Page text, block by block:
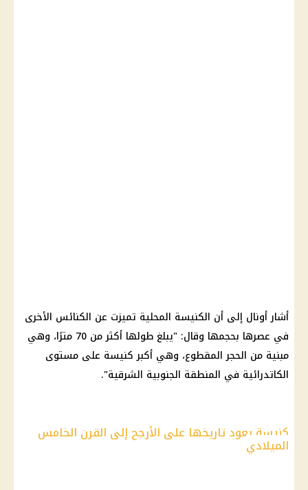
أشار أونال إلى أن الكنيسة المحلية تميزت عن الكنائس الأخرى
في عصرها بحجمها وقال: "يبلغ طولها أكثر من 70 مترًا، وهي
مبنية من الحجر المقطوع، وهي أكبر كنيسة على مستوى
الكاتدرائية في المنطقة الجنوبية الشرقية".
كنيسة يعود تاريخها على الأرجح إلى القرن الخامس
الميلادي